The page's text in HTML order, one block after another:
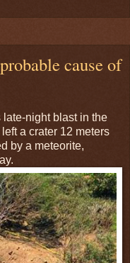
cause of
late-night blast in the
a crater 12 meters
by a meteorite,